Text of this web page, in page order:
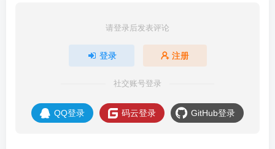
请登录后发表评论
登录 注册
社交账号登录
QQ登录 码云登录 GitHub登录